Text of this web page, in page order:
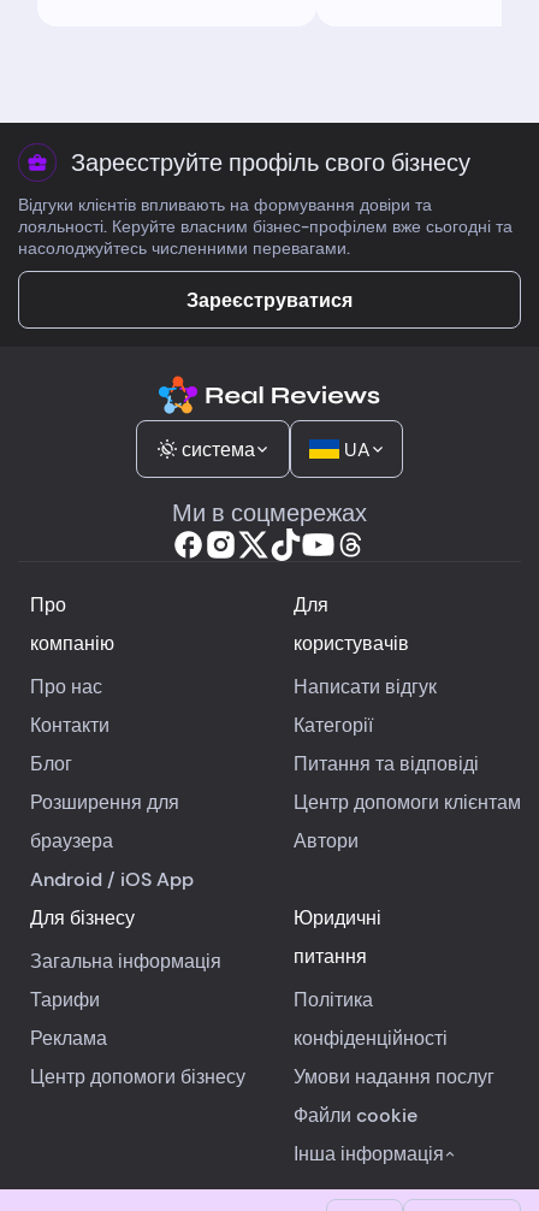
Зареєструйте профіль свого бізнесу
Відгуки клієнтів впливають на формування довіри та
лояльності. Керуйте власним бізнес-профілем вже сьогодні та
насолоджуйтесь численними перевагами.
Зареєструватися
система UA
Ми в соцмережах
Про
компанію
Про нас
Контакти
Блог
Розширення для
браузера
Android/ iOSApp
Для
користувачів
Написати відгук
Категорії
Питання та відповіді
Центр допомоги клієнтам
Автори
Для бізнесу
Загальна інформація
Тарифи
Реклама
Центр допомоги бізнесу
Юридичні
питання
Політика
конфіденційності
Умови надання послуг
Файли cookie
Інша інформація